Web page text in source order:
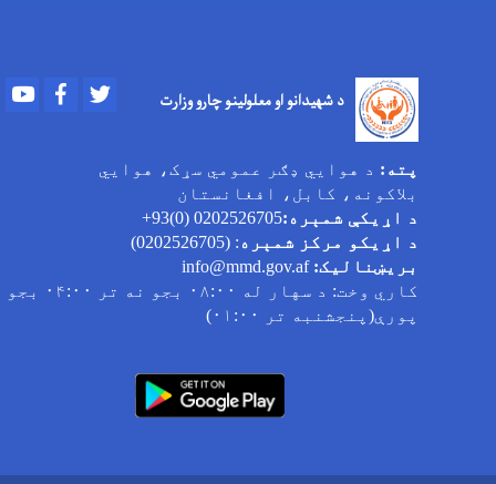
د شهیدانو او معلولینو چارو وزارت Youtube Facebook Twitter
پته: د هوایي ډګر عمومي سړک، هوایي
بلاکونه، کابل، افغانستان
د اړیکې شمېره:0202526705 (0)93+
د اړیکو مرکز شمېره : (0202526705)
بریښنالیک:info@mmd.gov.af
کاري وخت
: د سهار له ۰۸:۰۰ بجو نه تر ۰۴:۰۰ بجو
پورې(پنجشنبه تر ۰۱:۰۰)